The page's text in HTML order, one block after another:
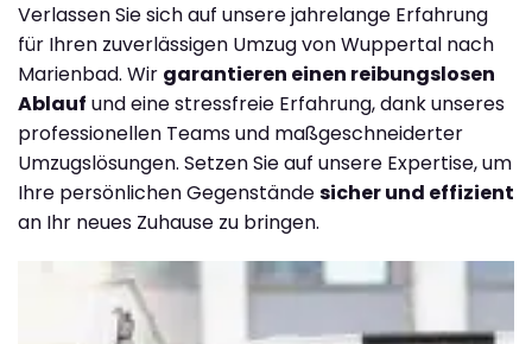
Verlassen Sie sich auf unsere jahrelange Erfahrung
für Ihren zuverlässigen Umzug von Wuppertal nach
Marienbad. Wir garantieren einen reibungslosen
Ablauf und eine stressfreie Erfahrung, dank unseres
professionellen Teams und maßgeschneiderter
Umzugslösungen. Setzen Sie auf unsere Expertise, um
Ihre persönlichen Gegenständesicher und effizient
an Ihr neues Zuhause zu bringen.